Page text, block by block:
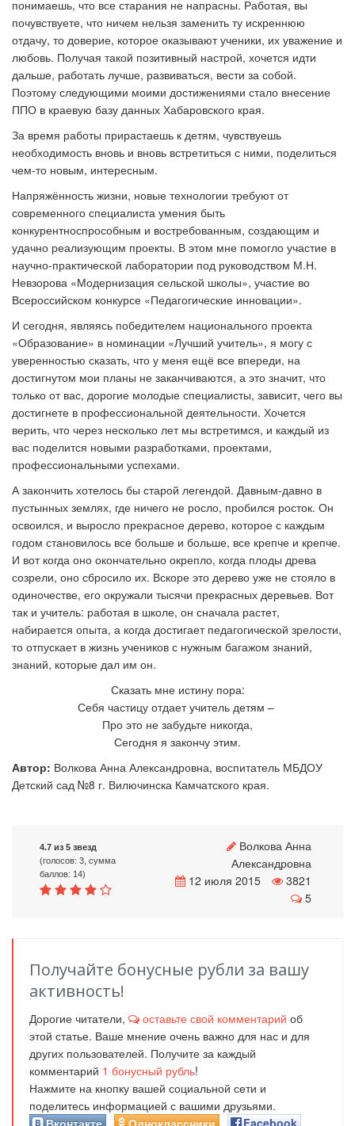
понимаешь, что все старания не напрасны. Работая, вы
почувствуете, что ничем нельзя заменить ту искреннюю
отдачу, то доверие, которое оказывают ученики, их уважение и
любовь. Получая такой позитивный настрой, хочется идти
дальше, работать лучше, развиваться, вести за собой.
Поэтому следующими моими достижениями стало внесение
ППО в краевую базу данных Хабаровского края.
За время работы прирастаешь к детям, чувствуешь
необходимость вновь и вновь встретиться с ними, поделиться
чем-то новым, интересным.
Напряжённость жизни, новые технологии требуют от
современного специалиста умения быть
конкурентноспрособным и востребованным, создающим и
удачно реализующим проекты. В этом мне помогло участие в
научно-практической лаборатории под руководством М.Н.
Невзорова «Модернизация сельской школы», участие во
Всероссийском конкурсе «Педагогические инновации».
И сегодня, являясь победителем национального проекта
«Образование» в номинации «Лучший учитель», я могу с
уверенностью сказать, что у меня ещё все впереди, на
достигнутом мои планы не заканчиваются, а это значит, что
только от вас, дорогие молодые специалисты, зависит, чего вы
достигнете в профессиональной деятельности. Хочется
верить, что через несколько лет мы встретимся, и каждый из
вас поделится новыми разработками, проектами,
профессиональными успехами.
А закончить хотелось бы старой легендой. Давным-давно в
пустынных землях, где ничего не росло, пробился росток. Он
освоился, и выросло прекрасное дерево, которое с каждым
годом становилось все больше и больше, все крепче и крепче.
И вот когда оно окончательно окрепло, когда плоды древа
созрели, оно сбросило их. Вскоре это дерево уже не стояло в
одиночестве, его окружали тысячи прекрасных деревьев. Вот
так и учитель: работая в школе, он сначала растет,
набирается опыта, а когда достигает педагогической зрелости,
то отпускает в жизнь учеников с нужным багажом знаний,
знаний, которые дал им он.
Сказать мне истину пора:
Себя частицу отдает учитель детям –
Про это не забудьте никогда,
Сегодня я закончу этим.
Автор: Волкова Анна Александровна, воспитатель МБДОУ
Детский сад №8 г. Вилючинска Камчатского края.
4.7 из 5 звезд
(голосов: 3, сумма
баллов: 14)
Волкова Анна
Александровна
12 июля 2015
3821
5
Получайте бонусные рубли за вашу
активность!
Дорогие читатели, оставьте свой комментарий об
этой статье. Ваше мнение очень важно для нас и для
других пользователей. Получите за каждый
комментарий 1 бонусный рубль!
Нажмите на кнопку вашей социальной сети и
поделитесь информацией с вашими друзьями.
Вконтакте
Одноклассники Facebook